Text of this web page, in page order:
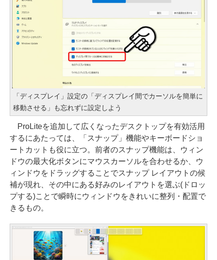
「ディスプレイ」設定の「ディスプレイ間でカーソルを簡単に
移動させる」も忘れずに設定しよう
ProLiteを追加して広くなったデスクトップを有効活用
するにあたっては、「スナップ」機能やキーボードショ
ートカットも役に立つ。前者のスナップ機能は、ウィン
ドウの最大化ボタンにマウスカーソルを合わせるか、ウ
ィンドウをドラッグすることでスナップ レイアウトの候
補が現れ、その中にある好みのレイアウトを選ぶ(ドロッ
プする)ことで瞬時にウィンドウをきれいに整列・配置で
きるもの。